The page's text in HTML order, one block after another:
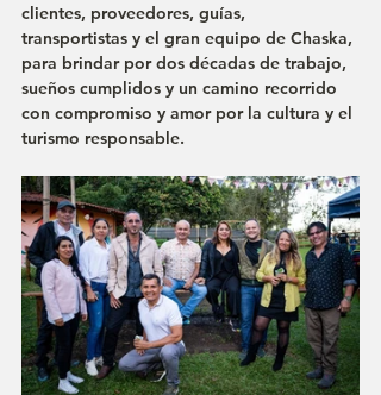
clientes, proveedores, guías,
transportistas y el gran equipo de Chaska,
para brindar por dos décadas de trabajo,
sueños cumplidos y un camino recorrido
con compromiso y amor por la cultura y el
turismo responsable.